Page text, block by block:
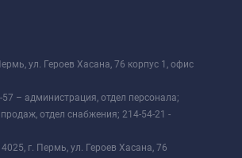
ул. Героев Хасана, 76 корпус 1, офис
– администрация, отдел персонала;
отдел снабжения; 214-54-21 -
г. Пермь, ул. Героев Хасана, 76